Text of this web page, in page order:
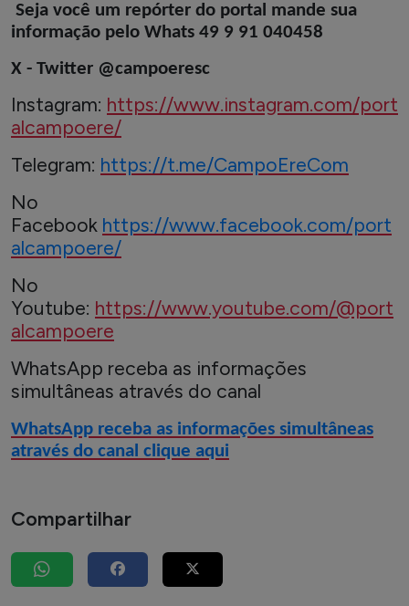
Seja você um repórter do portal mande sua
informação pelo Whats 49 9 91 040458
X - Twitter @campoeresc
Instagram: https://www.instagram.com/port
alcampoere/
Telegram: https://t.me/CampoEreCom
No
Facebook https://www.facebook.com/port
alcampoere/
No
Youtube: https://www.youtube.com/@port
alcampoere
WhatsApp receba as informações
simultâneas através do canal
WhatsApp receba as informações simultâneas
através do canal clique aqui
Compartilhar